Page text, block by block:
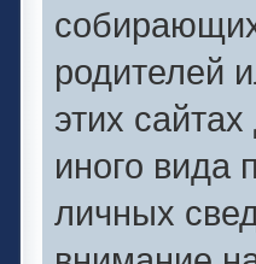
родителей
этих
иного вида
личных